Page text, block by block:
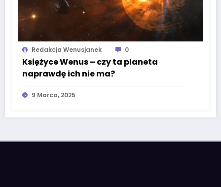
Redakcja Wenusjanek 0
Księżyce Wenus – czy ta planeta
naprawdę ich nie ma?
9 Marca, 2025